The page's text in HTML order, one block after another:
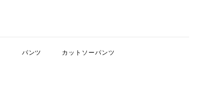
パンツ カットソーパンツ